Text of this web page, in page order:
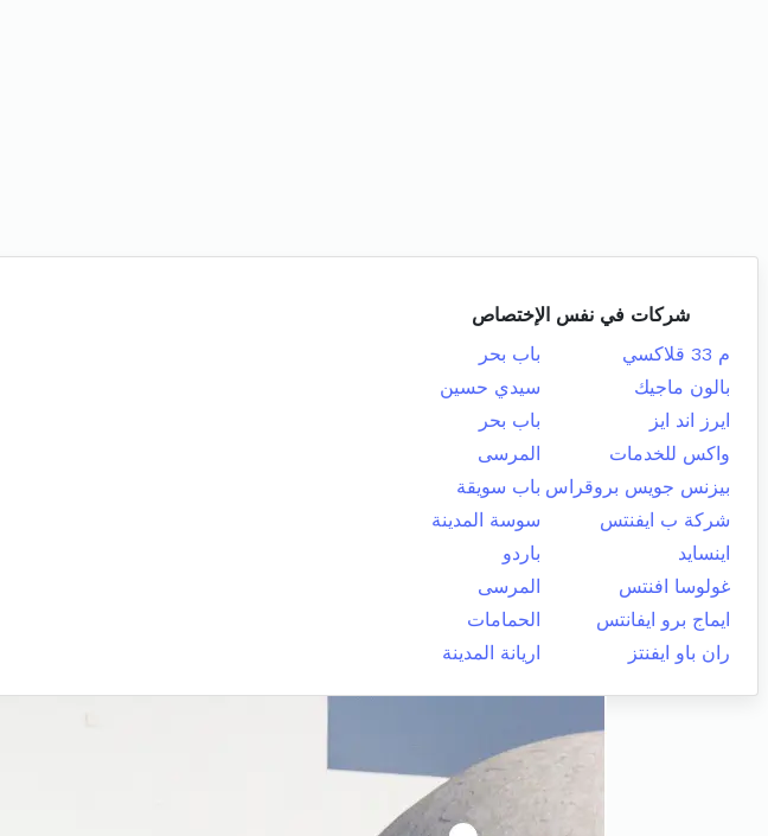
شركات في نفس الإختصاص
م 33 قلاكسي
باب بحر
بالون ماجيك
سيدي حسين
ايرز اند ايز
باب بحر
واكس للخدمات
المرسى
بيزنس جويس بروقراس باب سويقة
شركة ب ايفنتس
سوسة المدينة
اينسايد
باردو
غولوسا افنتس
المرسى
ايماج برو ايفانتس
الحمامات
ران باو ايفنتز
اريانة المدينة